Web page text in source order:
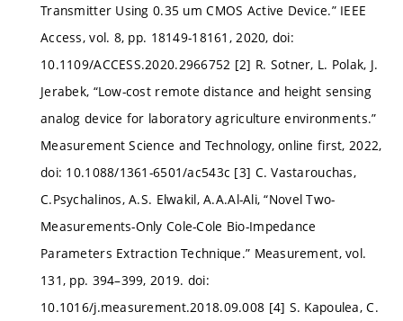
Transmitter Using 0.35 um CMOS Active Device.” IEEE
Access, vol. 8, pp. 18149-18161, 2020, doi:
10.1109/ACCESS.2020.2966752 [2] R. Sotner, L. Polak, J.
Jerabek, “Low-cost remote distance and height sensing
analog device for laboratory agriculture environments.”
Measurement Science and Technology, online first, 2022,
doi: 10.1088/1361-6501/ac543c [3] C. Vastarouchas,
C.Psychalinos, A.S. Elwakil, A.A.Al-Ali, “Novel Two-
Measurements-Only Cole-Cole Bio-Impedance
Parameters Extraction Technique.” Measurement, vol.
131, pp. 394–399, 2019. doi:
10.1016/j.measurement.2018.09.008 [4] S. Kapoulea, C.